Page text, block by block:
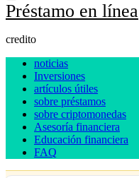
Préstamo en línea
credito
noticias
Inversiones
artículos útiles
sobre préstamos
sobre criptomonedas
Asesoría financiera
Educación financiera
FAQ